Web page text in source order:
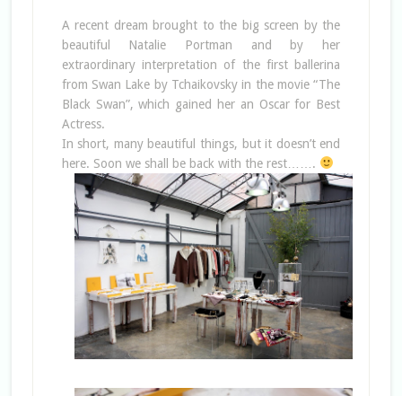
A recent dream brought to the big screen by the
beautiful Natalie Portman and by her
extraordinary interpretation of the first ballerina
from Swan Lake by Tchaikovsky in the movie “The
Black Swan”, which gained her an Oscar for Best
Actress.
In short, many beautiful things, but it doesn’t end
here. Soon we shall be back with the rest…….